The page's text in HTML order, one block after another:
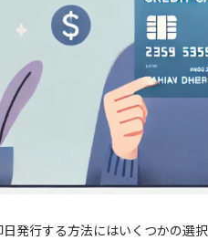
発行する方法にはいくつかの選